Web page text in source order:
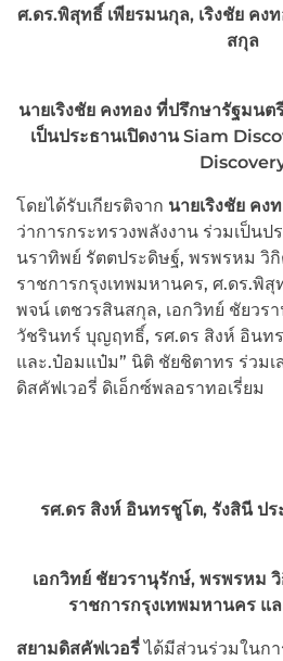
ศ.ดร.พิสุทธิ์ เพียรมนกุล, เริงชัย คง
สกุล
นายเริงชัย คงทอง ที่ปรึกษารัฐมนต
เป็นประธานเปิดงาน Siam
โดยได้รับเกียรติจาก นายเริงชัย คง
ว่าการกระทรวงพลังงาน ร่วมเป็นป
นราทิพย์ รัตตประดิษฐ์, พรพรหม วิ
ราชการกรุงเทพมหานคร, ศ.ดร.พิสุ
พจน์ เตชวรสินสกุล, เอกวิทย์ ชัยวร
วัชรินทร์ บุญฤทธิ์, รศ.ดร สิงห์ อินท
และ.ป๋อมแป๋ม” นิติ ชัยชิตาทร ร่วม
ดิสคัฟเวอรี่ ดิเอ็กซ์พลอราทอเรี่ยม
รศ.ดร สิงห์ อินทรชูโต, รังสินี ป
เอกวิทย์ ชัยวรานุรักษ์, พรพรหม
ราชการกรุงเทพมหานคร แ
สยามดิสคัฟเวอรี่ได้มีส่วนร่วมในก